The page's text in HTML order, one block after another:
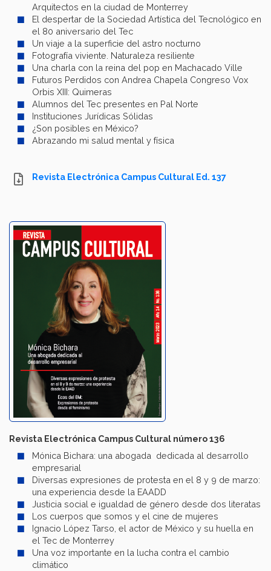
Arquitectos en la ciudad de Monterrey
El despertar de la Sociedad Artística del Tecnológico en
el 80 aniversario del Tec
Un viaje a la superficie del astro nocturno
Fotografía viviente. Naturaleza resiliente
Una charla con la reina del pop en Machacado Ville
Futuros Perdidos con Andrea Chapela Congreso Vox
Orbis XIII: Quimeras
Alumnos del Tec presentes en Pal Norte
Instituciones Jurídicas Sólidas
¿Son posibles en México?
Abrazando mi salud mental y física
Revista Electrónica Campus Cultural Ed. 137
Revista Electrónica Campus Cultural número 136
Mónica Bichara: una abogada dedicada al desarrollo
empresarial
Diversas expresiones de protesta en el 8 y 9 de marzo:
una experiencia desde la EAADD
Justicia social e igualdad de género desde dos literatas
Los cuerpos que somos y el cine de mujeres
Ignacio López Tarso, el actor de México y su huella en
el Tec de Monterrey
Una voz importante en la lucha contra el cambio
climático